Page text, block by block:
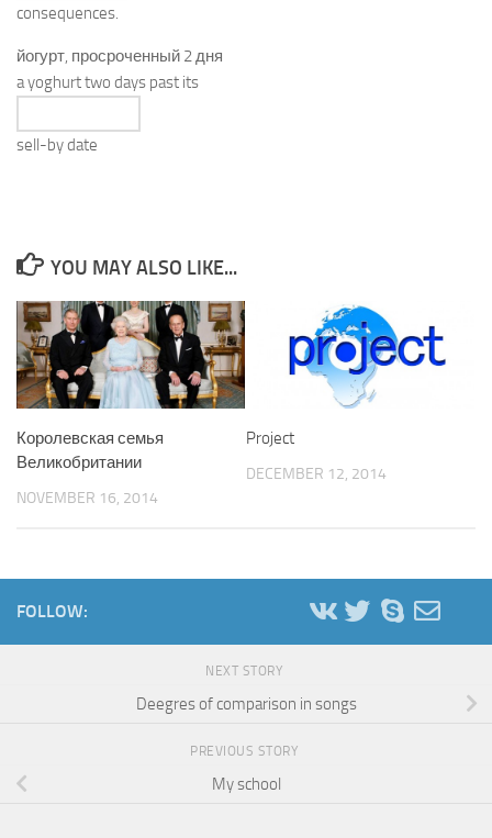
consequences.
йогурт, просроченный 2 дня
a yoghurt two days past its
sell-by date
YOU MAY ALSO LIKE...
Королевская семья
Великобритании
NOVEMBER 16, 2014
Project
DECEMBER 12, 2014
FOLLOW:
NEXT STORY
Deegres of comparison in songs
PREVIOUS STORY
My school